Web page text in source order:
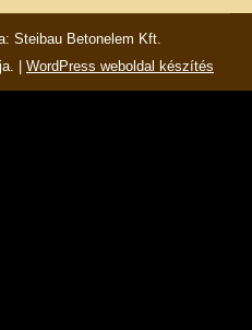
Steibau Betonelem Kft.
| WordPress weboldal készítés